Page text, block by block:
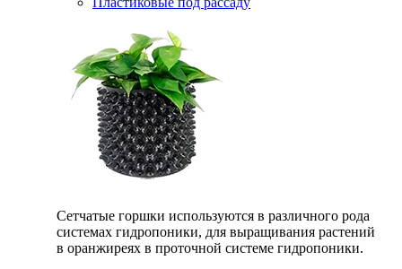
Сетчатые горшки используются в различного рода
системах гидропоники, для выращивания растений
в оранжиреях в проточной системе гидропоники.